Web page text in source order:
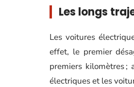
Les longs
Les voitures
effet, le premier
premiers kilomètres ;
électriques et les